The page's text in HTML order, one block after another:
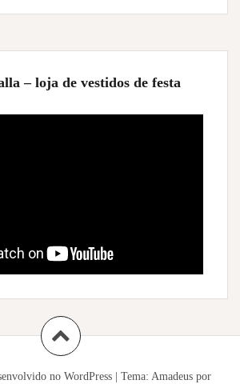
– loja de vestidos de festa
no WordPress Tema: Amadeus por